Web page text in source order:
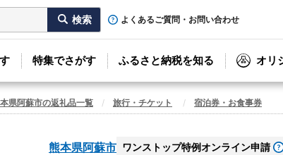
よくあるご質問・お問い合わせ
特集でさがす ふるさと納税を知る オリ
県阿蘇市の返礼品一覧 旅行・チケット 宿泊券・お食事券
熊本県阿蘇市 ワンストップ特例オンライン申請